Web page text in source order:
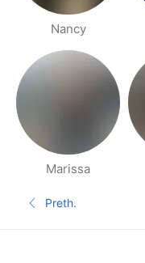
Nancy
Marissa
Stranice ljudi u blizini
Prethodna stranica
Preth.